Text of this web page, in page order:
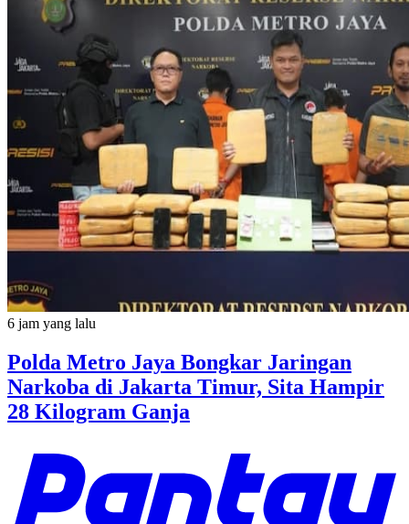
6 jam yang lalu
Polda Metro Jaya Bongkar Jaringan
Narkoba di Jakarta Timur, Sita Hampir
28 Kilogram Ganja